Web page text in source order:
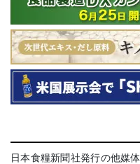
日本食糧新聞社発行の他媒